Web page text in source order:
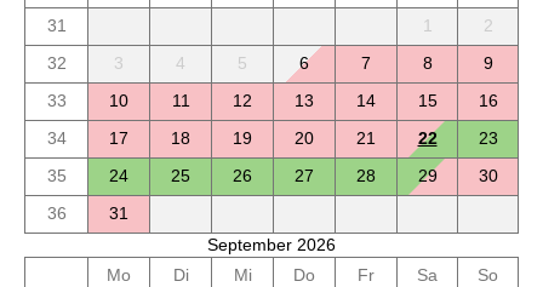
31
1
2
32
3 4 5 6 7 8
9
33
10 11 12 13 14 15
16
34
17 18 19 20 21 22
23
35
24 25 26 27 28 29
30
36
31
September 2026
Mo
Di Mi Do Fr Sa
So